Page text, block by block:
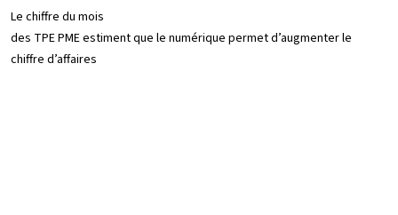
Le chiffre du mois
des TPE PME estiment que le numérique permet d’augmenter le
chiffre d’affaires